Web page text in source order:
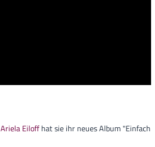
Ariela Eiloffhat sie ihr neues Album "Einfach